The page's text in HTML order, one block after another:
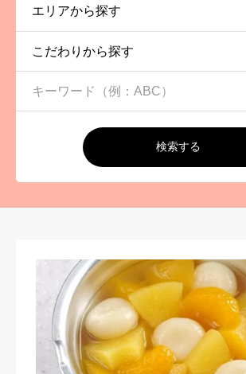
こだわりから探す
検索する